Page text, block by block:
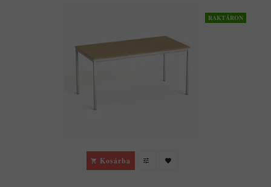
RAKTÁRON
Kosárba